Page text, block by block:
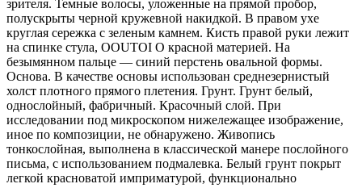
зрителя. Темные волосы, уложенные на прямой пробор,
полускрыты черной кружевной накидкой. В правом ухе
круглая сережка с зеленым камнем. Кисть правой руки лежит
на спинке стула, OOUTOI О красной материей. На
безымянном пальце — синий перстень овальной формы.
Основа. В качестве основы использован среднезернистый
холст плотного прямого плетения. Грунт. Грунт белый,
однослойный, фабричный. Красочный слой. При
исследовании под микроскопом нижележащее изображение,
иное по композиции, не обнаружено. Живопись
тонкослойная, выполнена в классической манере послойного
письма, с использованием подмалевка. Белый грунт покрыт
легкой красноватой имприматурой, функционально